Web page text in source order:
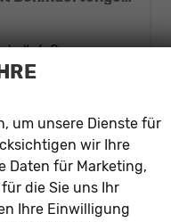
6-Gang
Details
um unsere Dienste für
wir Ihre
Daten für Marketing,
die Sie uns Ihr
Ihre Einwilligung